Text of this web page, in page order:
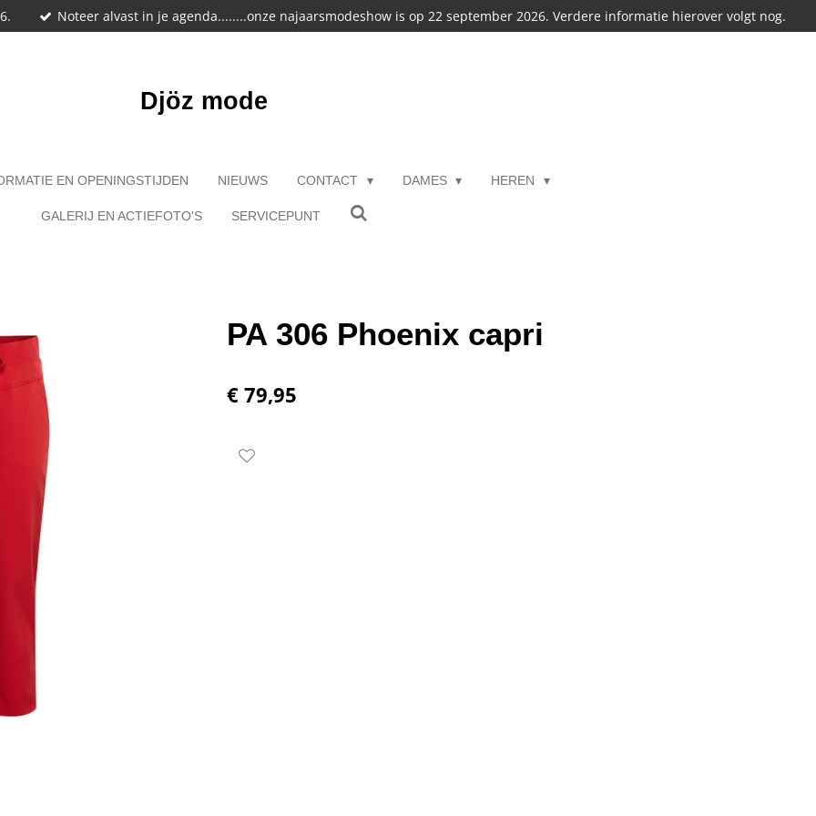
Noteer alvast in je agenda........onze najaarsmodeshow is op 22 september 2026. Verdere informatie hierover volgt nog.
Djöz mode
EN OPENINGSTIJDEN NIEUWS CONTACT DAMES HEREN
GALERIJ EN ACTIEFOTO'S SERVICEPUNT
PA 306 Phoenix capri
€ 79,95